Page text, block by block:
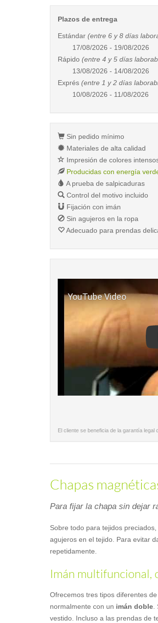
Plazos de entrega
Estándar (entre 6 y 8 días
17/08/2026 - 19/08/2026
Rápido (entre 4 y 5 días
13/08/2026 - 14/08/2026
Exprés (entre 1 y 2 días
10/08/2026 - 11/08/2026
Sin pedido mínimo
Materiales de alta calidad
Impresión de colores
Producidas con energía
A prueba de salpicaduras
Control del motivo incluido
Fijación con imán
Sin agujeros en la ropa
Adecuado para prendas
El cliente se beneficia de la garantía legal
Chapas
Para fijar la chapa sin dejar
Sobre todo para tejidos
agujeros en el tejido. Para evitar
repetidamente.
Imán multifuncional,
Ofrecemos tres tipos diferentes
normalmente con un imán doble.
vestido. Incluso a las prendas de